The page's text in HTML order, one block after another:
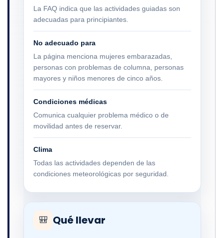
La FAQ indica que las actividades guiadas son
adecuadas para principiantes.
No adecuado para
La página menciona mujeres embarazadas,
personas con problemas de columna, personas
mayores y niños menores de cinco años.
Condiciones médicas
Comunica cualquier problema médico o de
movilidad antes de reservar.
Clima
Todas las actividades dependen de las
condiciones meteorológicas por seguridad.
🎒 Qué llevar